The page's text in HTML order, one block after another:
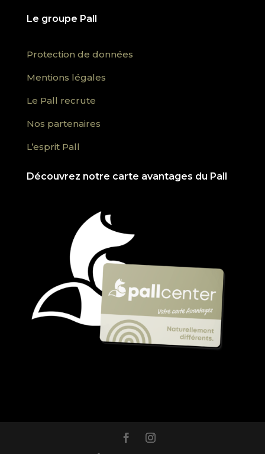
Le groupe Pall
Protection de données
Mentions légales
Le Pall recrute
Nos partenaires
L’esprit Pall
Découvrez notre carte avantages du Pall